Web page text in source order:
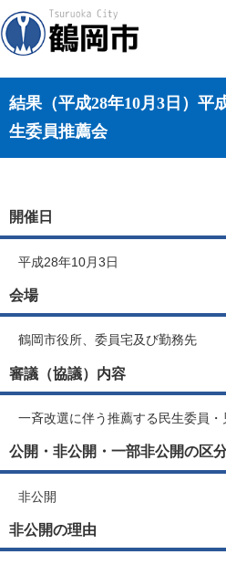
結果（平成28年10月3日）平
生委員推薦会
開催日
平成28年10月3日
会場
鶴岡市役所、委員宅及び勤務先
審議（協議）内容
一斉改選に伴う推薦する民生委員
公開・非公開・一部非公開の区
非公開
非公開の理由